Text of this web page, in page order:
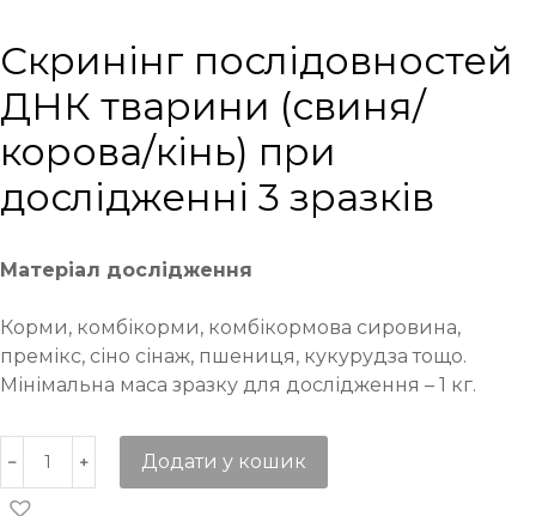
Cкринінг послідовностей
ДНК тварини (свиня/
корова/кінь) при
дослідженні 3 зразків
Матеріал дослідження
Корми, комбікорми, комбікормова сировина,
премікс, сіно сінаж, пшениця, кукурудза тощо.
Мінімальна маса зразку для дослідження – 1 кг.
Додати у кошик